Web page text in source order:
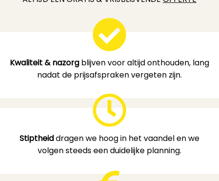
Kwaliteit & nazorg blijven voor altijd onthouden, lang
nadat de prijsafspraken vergeten zijn.
Stiptheiddragen we hoog in het vaandel en we
volgen steeds een duidelijke planning.